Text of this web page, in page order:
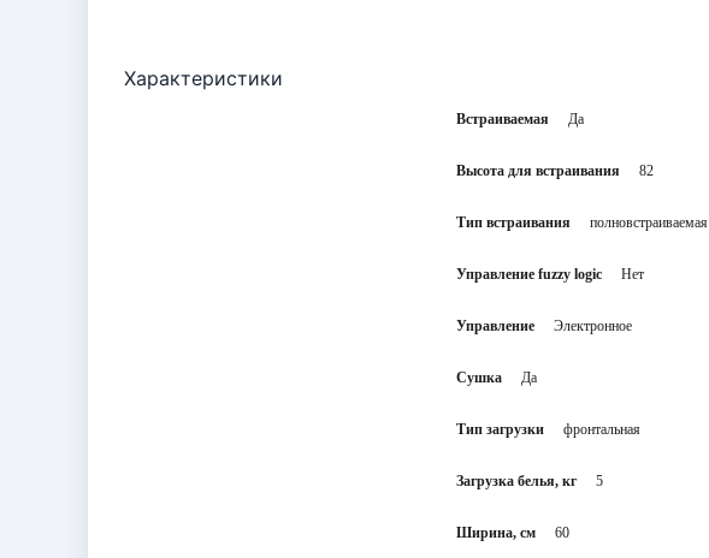
Характеристики
Встраиваемая Да
Высота для встраивания 82
Тип встраивания полновстраиваемая
Управление fuzzy logic Нет
Управление Электронное
Сушка Да
Тип загрузки фронтальная
Загрузка белья, кг 5
Ширина, см 60